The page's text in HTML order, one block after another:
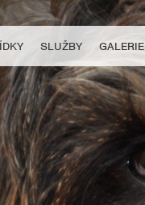
SLUŽBY GALERIE